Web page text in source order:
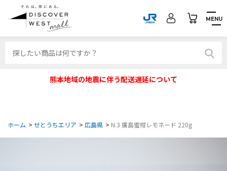
MENU
熊本地域の地震に伴う配送遅延について
ホーム > せとうちエリア > 広島県 > N.3 廣島蜜柑レモネード 220g